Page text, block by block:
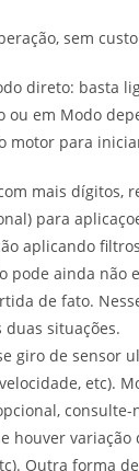
sem
direto: basta
ou em Modo
motor para
mais dígitos,
para
aplicando
pode ainda não
de fato.
situações.
giro de sensor
etc).
consulte-
houver variação
Outra forma